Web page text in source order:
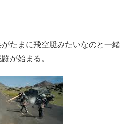
たまに飛空艇みたいなのと一緒
が始まる。